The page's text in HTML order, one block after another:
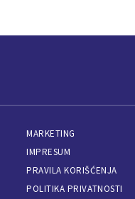
MARKETING
IMPRESUM
PRAVILA KORIŠĆENJA
POLITIKA PRIVATNOSTI